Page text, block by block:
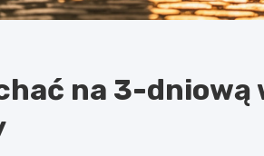
na 3-dniową